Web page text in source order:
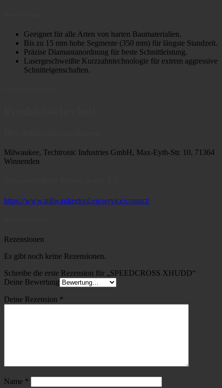
Geeignet für alle Arten von harten Baumaterialien.
Bis zu 15 mm hohe Segmente (350 mm) für längste Standzeit.
Präzise Diamantanordnung für beste Schnittleistung.
Lasergeschweißte Kurzzahntechnologie für extrem aggressive
Schnitteigenschaften.
Milwaukee, Techtronic Industries GmbH, Max-Eyth-Str. 10, 71364
Winnenden
https://www.milwaukeetool.eu/service/contact/
Rezensionen
Es gibt noch keine Rezensionen.
Schreibe die erste Rezension für „SPEEDCROSS XHUDD“
Deine Bewertung
Deine Rezension *
Name *